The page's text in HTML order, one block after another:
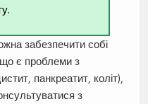
забезпечити собі
є проблеми з
панкреатит, коліт),
з